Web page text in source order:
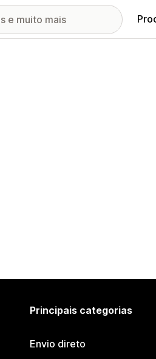
Principais categorias
Envio direto